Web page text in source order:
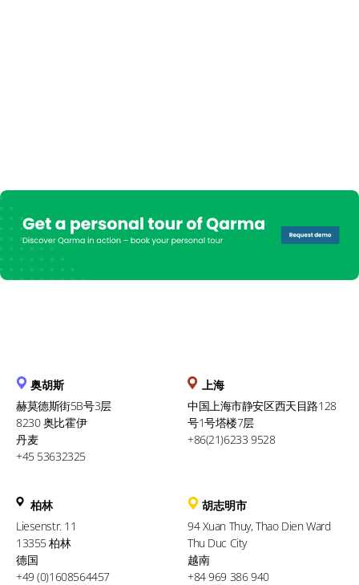
奥胡斯
赫莫德斯街5B号3层
8230 奥比霍伊
丹麦
+45 53632325
上海
中国上海市静安区西天目路128
号1号塔楼7层
+86(21)6233 9528
柏林
Liesenstr. 11
13355 柏林
德国
+49 (0)1608564457
胡志明市
94 Xuan Thuy, Thao Dien Ward
Thu Duc City
越南
+84 969 386 940